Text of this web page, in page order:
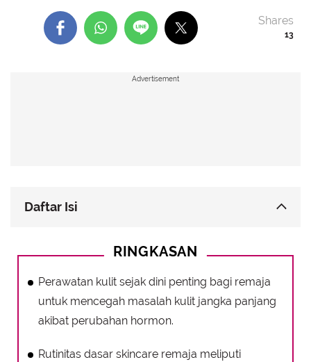
13
Shares
Advertisement
Daftar Isi
Memilih Produk Perawatan Wajah untuk Remaja
yang Tepat
Tips Tambahan untuk Perawatan Wajah Remaja
RINGKASAN
Perawatan kulit sejak dini penting bagi remaja
untuk mencegah masalah kulit jangka panjang
akibat perubahan hormon.
Rutinitas dasar skincare remaja meliputi